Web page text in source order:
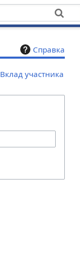
Справка
Вклад участника